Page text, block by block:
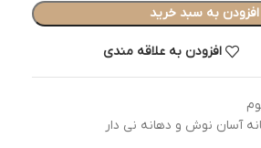
افزودن به سبد خرید
افزودن به علاقه مندی
آسان نوش و دهانه نی دار